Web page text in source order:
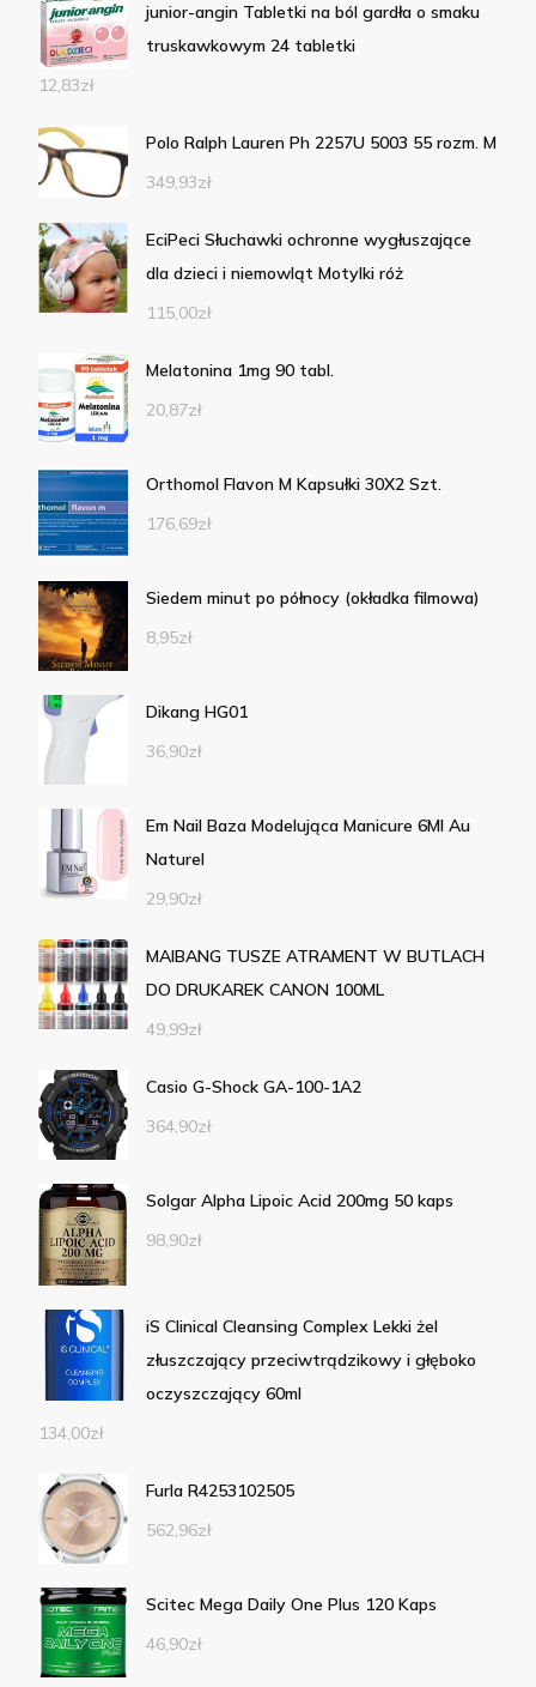
junior-angin Tabletki na ból gardła o smaku
truskawkowym 24 tabletki
12,83zł
Polo Ralph Lauren Ph 2257U 5003 55 rozm. M
349,93zł
EciPeci Słuchawki ochronne wygłuszające
dla dzieci i niemowląt Motylki róż
115,00zł
Melatonina 1mg 90 tabl.
20,87zł
Orthomol Flavon M Kapsułki 30X2 Szt.
176,69zł
Siedem minut po północy (okładka filmowa)
8,95zł
Dikang HG01
36,90zł
Em Nail Baza Modelująca Manicure 6Ml Au
Naturel
29,90zł
MAIBANG TUSZE ATRAMENT W BUTLACH
DO DRUKAREK CANON 100ML
49,99zł
Casio G-Shock GA-100-1A2
364,90zł
Solgar Alpha Lipoic Acid 200mg 50 kaps
98,90zł
iS Clinical Cleansing Complex Lekki żel
złuszczający przeciwtrądzikowy i głęboko
oczyszczający 60ml
134,00zł
Furla R4253102505
562,96zł
Scitec Mega Daily One Plus 120 Kaps
46,90zł